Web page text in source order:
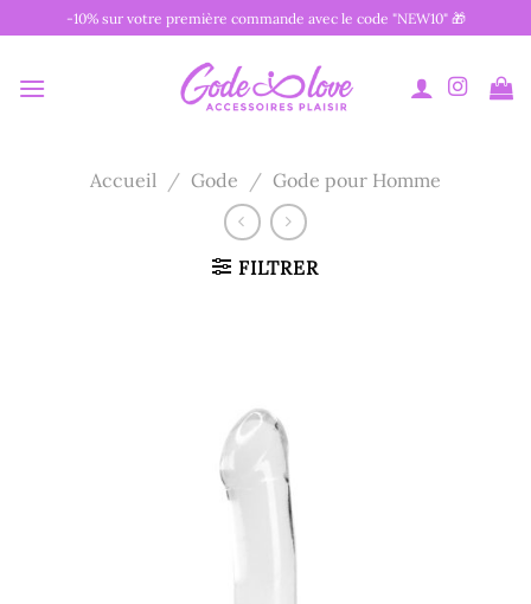
au
-10% sur votre première commande avec le code "NEW10" 🎁
Accueil / Gode / Gode pour Homme
FILTRER